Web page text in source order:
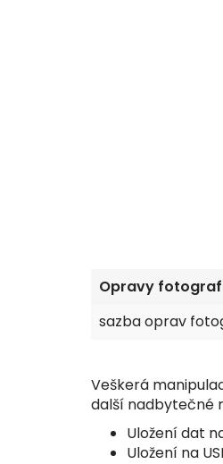
Opravy
sazba oprav
Veškerá
další nadbytečné
Uložení dat
Uložení na